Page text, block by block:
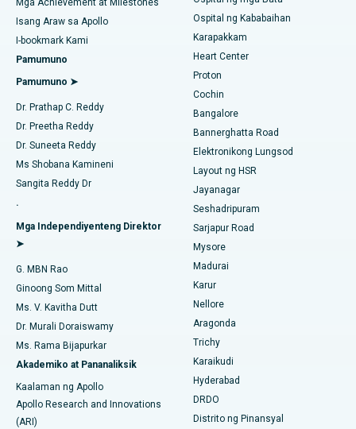
Maghanap ng Urologist
Maghanap ng Diabetologist
Maghanap ng Ginekologo
Maghanap ng Pangkalahatang Doktor
Maghanap ng Sikologo
Maghanap ng Pangkalahatang Siruhano
Pinakamahusay na Ospital sa Tondiarpet, Chennai
Pinakamahusay na Ospital sa Kotturpuram, Chennai
Pinakamahusay na Ospital sa Kovai Road, Karur
Pinakamahusay na Ospital sa Karapakkam, Chennai
Pinakamahusay na Ospital sa Arilova, Vizag
Pinakamahusay na Ospital sa Kanpur Road, Lucknow
Pinakamahusay na Ospital sa Sektor-26, Noida
Pinakamahusay na Ospital sa Gandhinagar, Ahmedabad
Pinakamahusay na Ospital sa Bannerghatta Road, Bangalore
Pinakamahusay na Ospital sa Unit-15, Bhubaneswar
Pinakamahusay na Ospital sa Seepat Road, Bilaspur
Pinakamahusay na Ospital sa Ellisbridge, Ahmedabad
Kapalit na Transcatheter Aortic Valve
Pag-aayos ng MitraClip Valve
Minimally Invasive Cardiac Surgery
Pagwawaksi ng Catheter
ACL Reconstruction Surgery
Pagpapalit ng Balikat na Balikat
Endometrial Ablation
Ovarian Cystectomy
Brachytherapy
Colonoscopy
Polypectomy
Mga Achievement at Milestones
Isang Araw sa Apollo
I-bookmark Kami
Pamumuno
Pamumuno ➤
Dr. Prathap C. Reddy
Dr. Preetha Reddy
Dr. Suneeta Reddy
Ms Shobana Kamineni
Sangita Reddy Dr
.
Mga Independiyenteng Direktor
➤
G. MBN Rao
Ginoong Som Mittal
Ms. V. Kavitha Dutt
Dr. Murali Doraiswamy
Ms. Rama Bijapurkar
Akademiko at Pananaliksik
Kaalaman ng Apollo
Apollo Research and Innovations
(ARI)
Ospital ng Kababaihan
Karapakkam
Heart Center
Proton
Cochin
Bangalore
Bannerghatta Road
Elektronikong Lungsod
Layout ng HSR
Jayanagar
Seshadripuram
Sarjapur Road
Mysore
Madurai
Karur
Nellore
Aragonda
Trichy
Karaikudi
Hyderabad
DRDO
Distrito ng Pinansyal